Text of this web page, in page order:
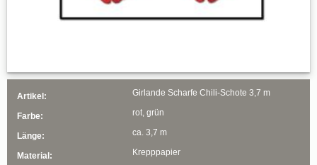
Artikel: Girlande Scharfe Chili-Schote 3,7 m
Farbe: rot, grün
Länge: ca. 3,7 m
Material: Krepppapier